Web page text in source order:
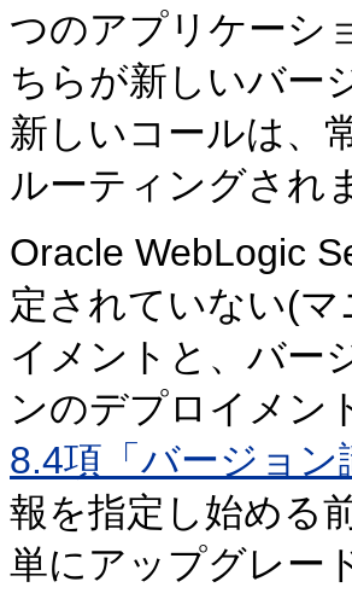
つのアプリケーシ
ちらが新しいバー
新しいコールは、
ルーティングされ
Oracle WebLogic
定されていない(
イメントと、バー
ンのデプロイメン
8.4項「バージョン
報を指定し始める
単にアップグレー